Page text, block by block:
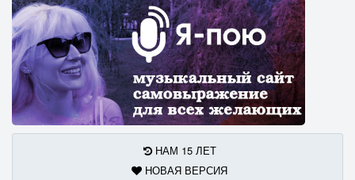
НАМ 15 ЛЕТ
НОВАЯ ВЕРСИЯ